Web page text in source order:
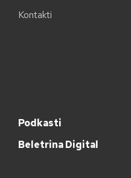
Kontakti
Podkasti
Beletrina Digital